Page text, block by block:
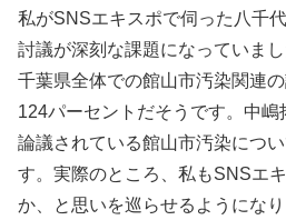
私がSNSエキスポで伺った八千
討議が深刻な課題になっていま
千葉県全体での館山市汚染関連
124パーセントだそうです。中
論議されている館山市汚染につ
す。実際のところ、私もSNSエ
か、と思いを巡らせるようにな